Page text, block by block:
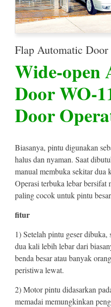
Flap Automatic Door
Wide-open
Door WO-
Door
Biasanya, pintu digunakan
halus dan nyaman. Saat
manual membuka sekitar dua
Operasi terbuka lebar bersifat
paling cocok untuk pintu
fitur
1) Setelah pintu geser
dua kali lebih lebar dari
benda besar atau banyak
peristiwa lewat.
2) Motor pintu didasarkan
memadai memungkinkan